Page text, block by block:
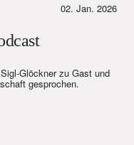
02. Jan. 2026
Glöckner zu Gast und
gesprochen.